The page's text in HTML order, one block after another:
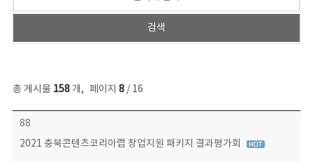
총 게시물 158개, 페이지 8/ 16
콘텐츠이슈 목록 - 번호, 제목, 작성자, 파일, 조회수, 작성일 정보 제공
88
2021 충북콘텐츠코리아랩 창업지원 패키지 결과평가회